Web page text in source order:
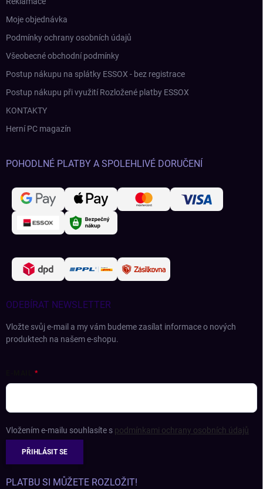
Moje objednávka
Podmínky ochrany osobních údajů
Všeobecné obchodní podmínky
Postup nákupu na splátky ESSOX - bez registrace
Postup nákupu při využití Rozložené platby ESSOX
KONTAKTY
Herní PC magazín
POHODLNÉ PLATBY A SPOLEHLIVÉ DORUČENÍ
ODEBÍRAT NEWSLETTER
Vložte svůj e-mail a my vám budeme zasílat informace o nových
produktech na našem e-shopu.
Vložením e-mailu souhlasíte s podmínkami ochrany osobních údajů
PŘIHLÁSIT SE
PLATBU SI MŮŽETE ROZLOŽIT!